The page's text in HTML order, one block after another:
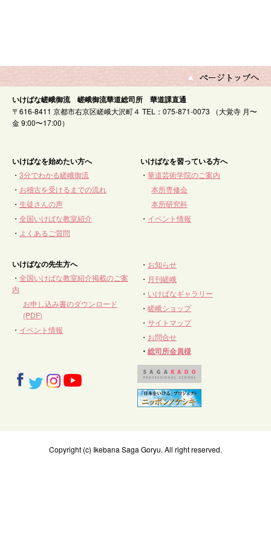
いけばな嵯峨御流 嵯峨御流華道総司所 華道課直通
〒616-8411 京都市右京区嵯峨大沢町４ TEL：075-871-0073 （大覚寺 月〜
金 9:00〜17:00）
いけばなを始めたい方へ
・ 3分でわかる嵯峨御流
・ お稽古を受けるまでの流れ
・ 生徒さんの声
・ 全国いけばな教室紹介
・ よくあるご質問
いけばなを習っている方へ
・華道芸術学院のご案内
本所専修会
本所研究科
・ イベント情報
いけばなの先生方へ
・ 全国いけばな教室紹介掲載のご案
内
お申し込み書のダウンロード
(PDF)
・ イベント情報
・ お知らせ
・ 月刊嵯峨
・ いけばなギャラリー
・嵯峨ショップ
・サイトマップ
・ お問合せ
・総司所会員様
Copyright (c) Ikebana Saga Goryu. All right reserved.